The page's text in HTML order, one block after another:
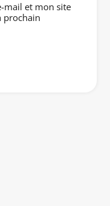
mail et mon site
prochain